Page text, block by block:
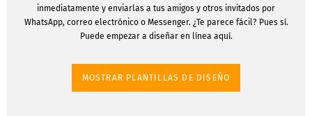
inmediatamente y enviarlas a tus amigos y otros invitados por
WhatsApp, correo electrónico o Messenger. ¿Te parece fácil? Pues sí.
Puede empezar a diseñar en línea aquí.
MOSTRAR PLANTILLAS DE DISEÑO